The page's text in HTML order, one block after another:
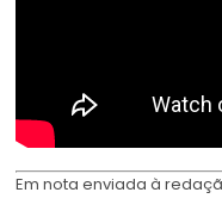
Em nota enviada à